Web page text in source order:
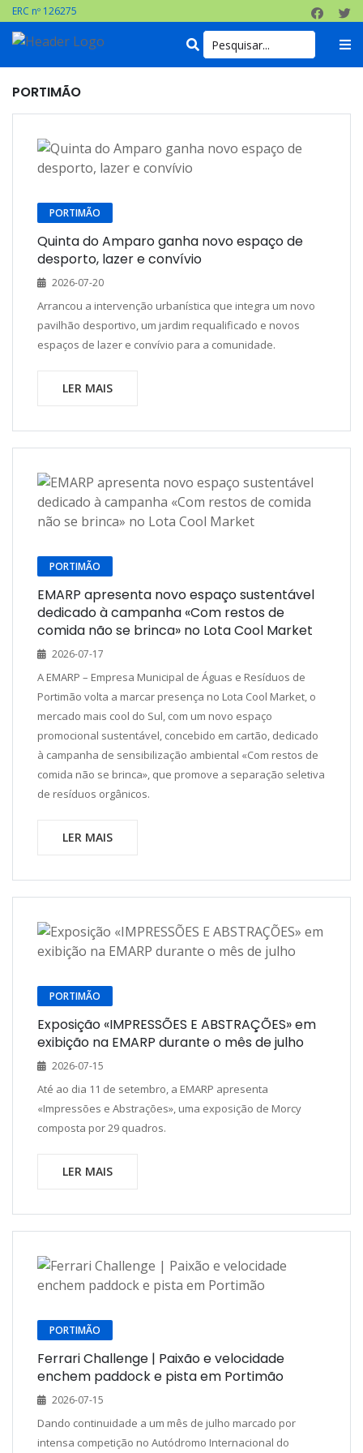
ERC nº 126275
PORTIMÃO
PORTIMÃO
Quinta do Amparo ganha novo espaço de
desporto, lazer e convívio
2026-07-20
Arrancou a intervenção urbanística que integra um novo
pavilhão desportivo, um jardim requalificado e novos
espaços de lazer e convívio para a comunidade.
LER MAIS
PORTIMÃO
EMARP apresenta novo espaço sustentável
dedicado à campanha «Com restos de
comida não se brinca» no Lota Cool Market
2026-07-17
A EMARP – Empresa Municipal de Águas e Resíduos de
Portimão volta a marcar presença no Lota Cool Market, o
mercado mais cool do Sul, com um novo espaço
promocional sustentável, concebido em cartão, dedicado
à campanha de sensibilização ambiental «Com restos de
comida não se brinca», que promove a separação seletiva
de resíduos orgânicos.
LER MAIS
PORTIMÃO
Exposição «IMPRESSÕES E ABSTRAÇÕES» em
exibição na EMARP durante o mês de julho
2026-07-15
Até ao dia 11 de setembro, a EMARP apresenta
«Impressões e Abstrações», uma exposição de Morcy
composta por 29 quadros.
LER MAIS
PORTIMÃO
Ferrari Challenge | Paixão e velocidade
enchem paddock e pista em Portimão
2026-07-15
Dando continuidade a um mês de julho marcado por
intensa competição no Autódromo Internacional do